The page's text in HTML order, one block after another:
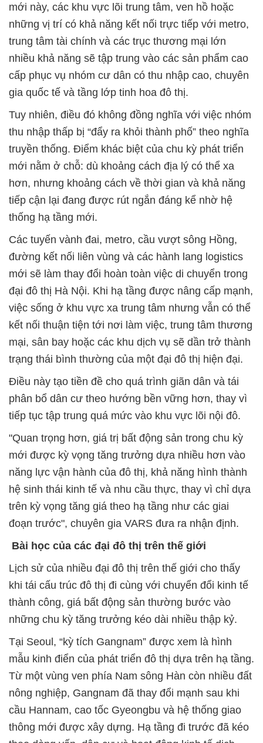
mới này, các khu vực lõi trung tâm, ven hồ hoặc
những vị trí có khả năng kết nối trực tiếp với metro,
trung tâm tài chính và các trục thương mại lớn
nhiều khả năng sẽ tập trung vào các sản phẩm cao
cấp phục vụ nhóm cư dân có thu nhập cao, chuyên
gia quốc tế và tầng lớp tinh hoa đô thị.
Tuy nhiên, điều đó không đồng nghĩa với việc nhóm
thu nhập thấp bị “đẩy ra khỏi thành phố” theo nghĩa
truyền thống. Điểm khác biệt của chu kỳ phát triển
mới nằm ở chỗ: dù khoảng cách địa lý có thể xa
hơn, nhưng khoảng cách về thời gian và khả năng
tiếp cận lại đang được rút ngắn đáng kể nhờ hệ
thống hạ tầng mới.
Các tuyến vành đai, metro, cầu vượt sông Hồng,
đường kết nối liên vùng và các hành lang logistics
mới sẽ làm thay đổi hoàn toàn việc di chuyển trong
đại đô thị Hà Nội. Khi hạ tầng được nâng cấp mạnh,
việc sống ở khu vực xa trung tâm nhưng vẫn có thể
kết nối thuận tiện tới nơi làm việc, trung tâm thương
mại, sân bay hoặc các khu dịch vụ sẽ dần trở thành
trạng thái bình thường của một đại đô thị hiện đại.
Điều này tạo tiền đề cho quá trình giãn dân và tái
phân bổ dân cư theo hướng bền vững hơn, thay vì
tiếp tục tập trung quá mức vào khu vực lõi nội đô.
"Quan trọng hơn, giá trị bất động sản trong chu kỳ
mới được kỳ vọng tăng trưởng dựa nhiều hơn vào
năng lực vận hành của đô thị, khả năng hình thành
hệ sinh thái kinh tế và nhu cầu thực, thay vì chỉ dựa
trên kỳ vọng tăng giá theo hạ tầng như các giai
đoạn trước", chuyên gia VARS đưa ra nhận định.
Bài học của các đại đô thị trên thế giới
Lịch sử của nhiều đại đô thị trên thế giới cho thấy
khi tái cấu trúc đô thị đi cùng với chuyển đổi kinh tế
thành công, giá bất động sản thường bước vào
những chu kỳ tăng trưởng kéo dài nhiều thập kỷ.
Tại Seoul, “kỳ tích Gangnam” được xem là hình
mẫu kinh điển của phát triển đô thị dựa trên hạ tầng.
Từ một vùng ven phía Nam sông Hàn còn nhiều đất
nông nghiệp, Gangnam đã thay đổi mạnh sau khi
cầu Hannam, cao tốc Gyeongbu và hệ thống giao
thông mới được xây dựng. Hạ tầng đi trước đã kéo